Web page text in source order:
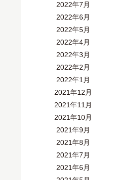
2022年7月
2022年6月
2022年5月
2022年4月
2022年3月
2022年2月
2022年1月
2021年12月
2021年11月
2021年10月
2021年9月
2021年8月
2021年7月
2021年6月